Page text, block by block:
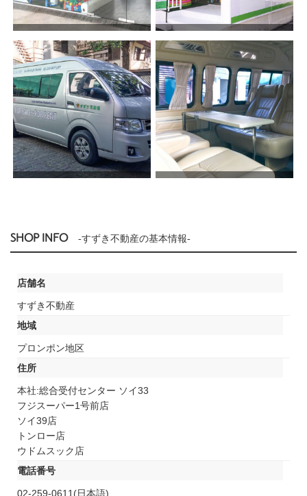
SHOP INFO -すずき不動産の基本情報-
店舗名
すずき不動産
地域
プロンポン地区
住所
本社:総合受付センター ソイ33
フジスーパー1号前店
ソイ39店
トンロー店
ウドムスック店
電話番号
02-259-0611(日本語)